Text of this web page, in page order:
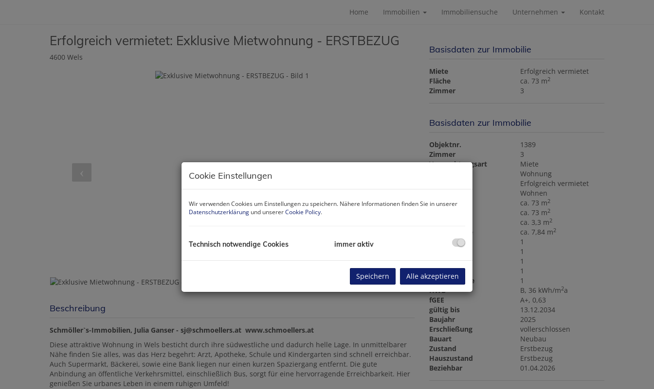
Home Immobilien Immobiliensuche Unternehmen Kontakt
Erfolgreich vermietet: Exklusive Mietwohnung - ERSTBEZUG
4600 Wels
Beschreibung
Schmöller`s-Immobilien, Julia Ganser - sj@schmoellers.at www.schmoellers.at
Diese attraktive Wohnung in Wels besticht durch ihre südwestliche und dadurch helle Lage. In unmittelbarer
Nähe finden Sie alles, was das Herz begehrt: Arzt, Apotheke, Schule und Kindergarten sind schnell erreichbar.
Auch Supermarkt, Bäckerei, sowie eine Bank liegen nur einen kurzen Spaziergang entfernt. Die gute
Anbindung an öffentliche Verkehrsmittel, einschließlich Bus, sorgt für eine hervorragende Erreichbarkeit. Hier
genießen Sie urbanes Leben in einem ruhigen Umfeld!
Basisdaten zur Immobilie
Miete
Erfolgreich vermietet
Fläche
ca. 73 m2
Zimmer 3
Basisdaten zur Immobilie
Objektnr.
1389
Zimmer
3
Vermarktungsart
Miete
Wohnung
Erfolgreich vermietet
Wohnen
Fläche
ca. 73 m2
ca. 73 m2
ca. 3,3 m2
Balkonfläche ca. 7,84 m2
1
1
Balkone
1
Keller
1
Abstellräume
1
HWB
B, 36 kWh/m2a
fGEE
A+, 0,63
gültig bis
13.12.2034
Baujahr
2025
Erschließung
vollerschlossen
Bauart
Neubau
Zustand
Erstbezug
Hauszustand
Erstbezug
Beziehbar
01.04.2026
Cookie Einstellungen
Wir verwenden Cookies um Einstellungen zu speichern. Nähere Informationen finden Sie in unserer
Datenschutzerklärung und unsererCookie Policy.
Technisch notwendige Cookies immer aktiv
Speichern Alle akzeptieren